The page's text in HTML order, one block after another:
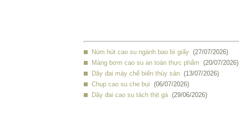
Núm hút cao su ngành bao bì giấy (27/07/2026)
Màng bơm cao su an toàn thực phẩm (20/07/2026)
Dây đai máy chế biến thủy sản (13/07/2026)
Chụp cao su che bụi (06/07/2026)
Dây đai cao su tách thịt gà (29/06/2026)